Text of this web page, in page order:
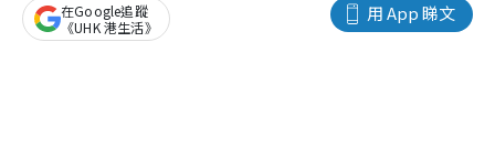
用 App 睇文
在Google追蹤
《UHK 港生活》